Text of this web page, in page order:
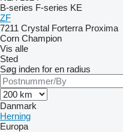
B-series F-series KE
ZF
7211 Crystal Forterra Proxima
Corn Champion
Vis alle
Sted
Søg inden for en radius
Danmark
Herning
Europa